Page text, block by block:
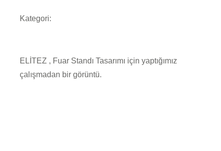
Kategori:
ELİTEZ , Fuar Standı Tasarımı için yaptığımız
çalışmadan bir görüntü.